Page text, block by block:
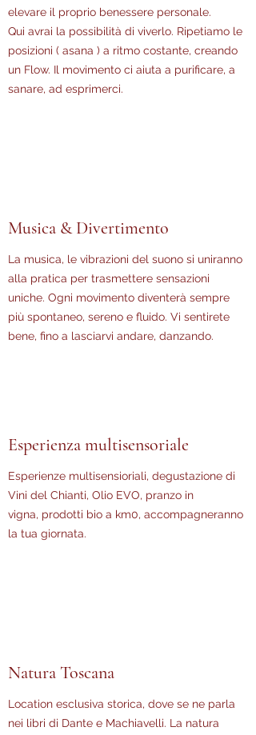
elevare il proprio benessere personale.
Qui avrai la possibilità di viverlo. Ripetiamo le
posizioni ( asana ) a ritmo costante, creando
un Flow. Il movimento ci aiuta a purificare, a
sanare, ad esprimerci.
Musica & Divertimento
La musica, le vibrazioni del suono si uniranno
alla pratica per trasmettere sensazioni
uniche. Ogni movimento diventerà sempre
più spontaneo, sereno e fluido. Vi sentirete
bene, fino a lasciarvi andare, danzando.
Esperienza multisensoriale
Esperienze multisensioriali, degustazione di
Vini del Chianti, Olio EVO, pranzo in
vigna, prodotti bio a km0, accompagneranno
la tua giornata.
Natura Toscana
Location esclusiva storica, dove se ne parla
nei libri di Dante e Machiavelli. La natura